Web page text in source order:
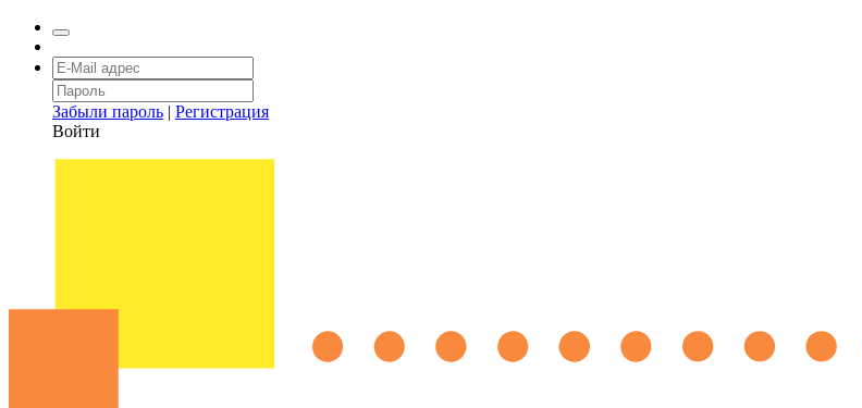
Забыли пароль | Регистрация
Войти